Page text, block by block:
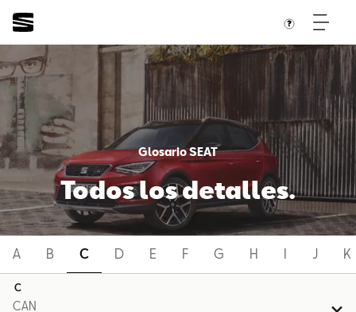
Glosario SEAT
Todos los detalles.
A B C D E F G H I J K
C